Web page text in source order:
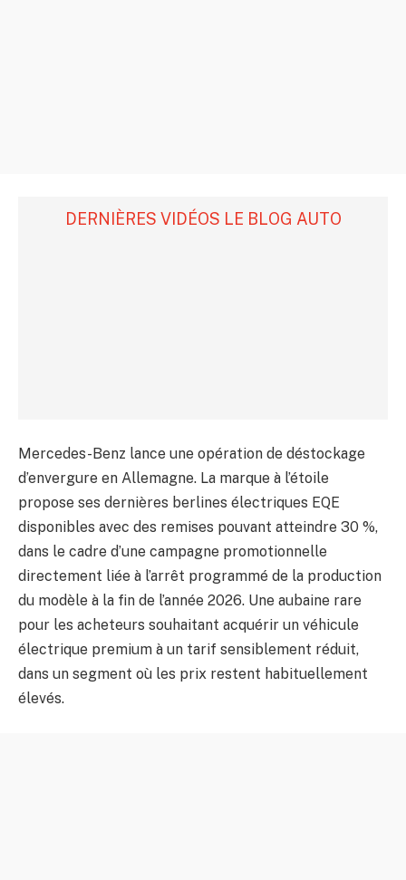
DERNIÈRES VIDÉOS LE BLOG AUTO
Mercedes-Benz lance une opération de déstockage
d’envergure en Allemagne. La marque à l’étoile
propose ses dernières berlines électriques EQE
disponibles avec des remises pouvant atteindre 30 %,
dans le cadre d’une campagne promotionnelle
directement liée à l’arrêt programmé de la production
du modèle à la fin de l’année 2026. Une aubaine rare
pour les acheteurs souhaitant acquérir un véhicule
électrique premium à un tarif sensiblement réduit,
dans un segment où les prix restent habituellement
élevés.